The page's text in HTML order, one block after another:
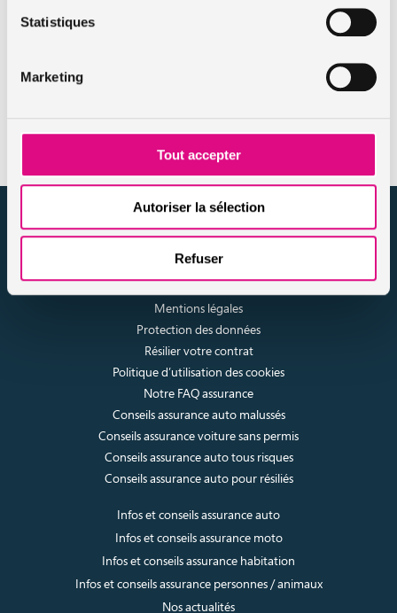
Statistiques
Marketing
Tout accepter
Autoriser la sélection
Refuser
De quelle assistance bénéficier en cas de panne de mon
assuronline.com est édité par AssurOne Group, courtier grossiste
sur internet spécialisé en IARD et en assurances de personnes
Nos dossiers
Mentions légales
Protection des données
Résilier votre contrat
Politique d’utilisation des cookies
Notre FAQ assurance
Conseils assurance auto malussés
Conseils assurance voiture sans permis
Conseils assurance auto tous risques
Conseils assurance auto pour résiliés
Infos et conseils assurance auto
Infos et conseils assurance moto
Infos et conseils assurance habitation
Infos et conseils assurance personnes / animaux
Nos actualités